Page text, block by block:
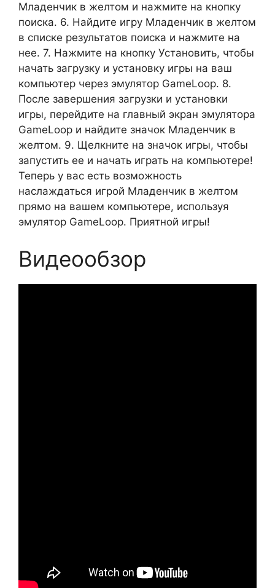
Младенчик в желтом и нажмите на кнопку
поиска. 6. Найдите игру Младенчик в желтом
в списке результатов поиска и нажмите на
нее. 7. Нажмите на кнопку Установить, чтобы
начать загрузку и установку игры на ваш
компьютер через эмулятор GameLoop. 8.
После завершения загрузки и установки
игры, перейдите на главный экран эмулятора
GameLoop и найдите значок Младенчик в
желтом. 9. Щелкните на значок игры, чтобы
запустить ее и начать играть на компьютере!
Теперь у вас есть возможность
наслаждаться игрой Младенчик в желтом
прямо на вашем компьютере, используя
эмулятор GameLoop. Приятной игры!
Видеообзор